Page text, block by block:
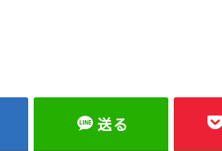
送る